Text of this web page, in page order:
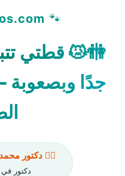
🐾
🚻😿 قطتي
جدًا وبصعوبة
👨‍⚕️ دكتور
دكتور